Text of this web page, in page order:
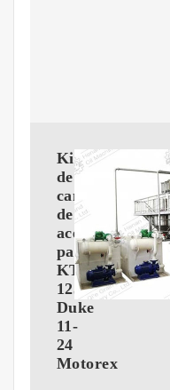
Kit
de
cambio
de
aceite
para
KTM
125
Duke
11-
24
Motorex